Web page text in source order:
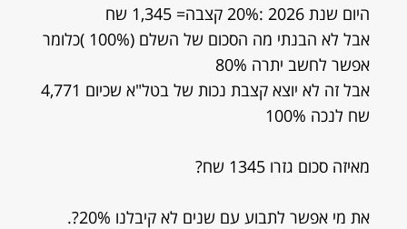
היום שנת 2026 :20% קצבה= 1,345 שח
אבל לא הבנתי מה הסכום של השלם (100% )כלומר
אפשר לחשב יתרה 80%
אבל זה לא יוצא קצבת נכות של בטל"א שכיום 4,771
שח לנכה 100%
מאיזה סכום גזרו 1345 שח?
את מי אפשר לתבוע עם שנים לא קיבלנו 20%?.